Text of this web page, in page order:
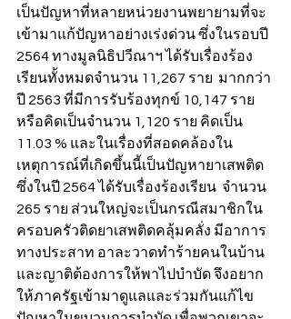
เป็นปัญหาที่หลายหน่วยงานพยายามที่จะ
เข้ามาแก้ปัญหาอย่างเร่งด่วน ซึ่งในรอบปี
2564 ทางมูลนิธิปวีณาฯ ได้รับเรื่องร้อง
เรียนทั้งหมดจำนวน 11,267 ราย  มากกว่า
ปี 2563 ที่มีการรับร้องทุกข์ 10,147 ราย
หรือคิดเป็นจำนวน 1,120 ราย คิดเป็น
11.03 % และในเรื่องที่สอดคล้องใน
เหตุการณ์ที่เกิดขึ้นนี้เป็นปัญหายาเสพติด
ซึ่งในปี 2564 ได้รับเรื่องร้องเรียน  จำนวน
265 ราย ส่วนใหญ่จะเป็นกรณีสมาชิกใน
ครอบครัวติดยาเสพติดคลุ้มคลั่ง มีอาการ
ทางประสาท อาละวาดทำร้ายคนในบ้าน
และญาติต้องการให้พาไปบำบัด จึงอยาก
ให้ภาครัฐเข้ามาดูแลและร่วมกันแก้ไข